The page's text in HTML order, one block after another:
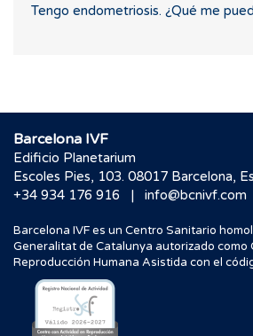
Tengo endometriosis. ¿Qué me
Barcelona IVF
Edificio Planetarium
Escoles Pies, 103. 08017 Barcelona,
+34 934 176 916
| info@bcnivf.com
Barcelona IVF es un Centro Sanitario
Generalitat de Catalunya autorizado como
Reproducción Humana Asistida con el